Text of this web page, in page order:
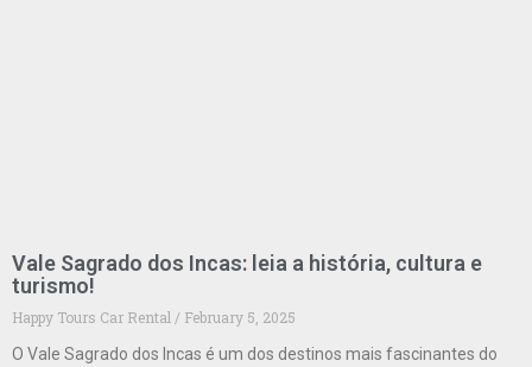
Vale Sagrado dos Incas: leia a história, cultura e
turismo!
Happy Tours Car Rental
February 5, 2025
O Vale Sagrado dos Incas é um dos destinos mais fascinantes do